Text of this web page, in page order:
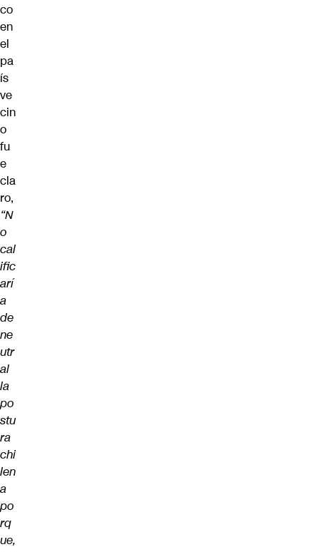
co
en
el
pa
ís
ve
cin
o
fu
e
cla
ro,
“N
o
cal
ific
arí
a
de
ne
utr
al
la
po
stu
ra
chi
len
a
po
rq
ue,